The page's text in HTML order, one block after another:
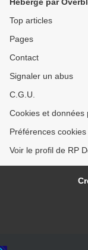
Top articles
Pages
Contact
Signaler un abus
C.G.U.
Cookies et données
Préférences cookies
Voir le profil de RP